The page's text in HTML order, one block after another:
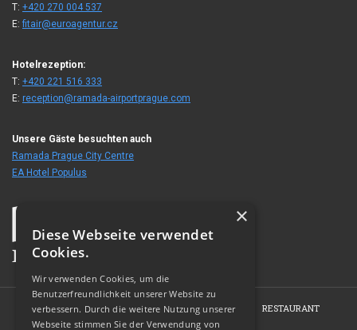
T: +420 270 004 537
E:fitair@euroagentur.cz
Hotelrezeption:
T: +420 221 516 333
E: reception@ramada-airportprague.com
Unsere Gäste besuchten auch
Ramada Prague City Centre
EA Hotel Populus
HOME HOTEL ZIMMER KONFERENZEN
RESTAURANT
FOTOGALERIE
KONTAKT
×
Diese Webseite verwendet
Cookies.
Wir verwenden Cookies, um die
Benutzerfreundlichkeit unserer Website zu
verbessern. Durch die weitere Nutzung unserer
Webseite stimmen Sie der Verwendung von